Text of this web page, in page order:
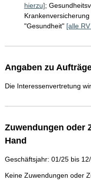
hierzu];
Krankenversicherung
"Gesundheit" [alle
Angaben zu
Die Interessenvertretung
Zuwendungen oder
Hand
Geschäftsjahr: 01/25 bis
Keine Zuwendungen oder